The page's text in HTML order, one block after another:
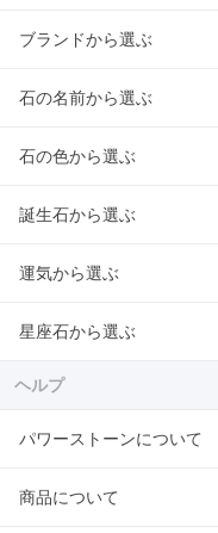
ブランドから選ぶ
石の名前から選ぶ
石の色から選ぶ
誕生石から選ぶ
運気から選ぶ
星座石から選ぶ
ヘルプ
パワーストーンについて
商品について